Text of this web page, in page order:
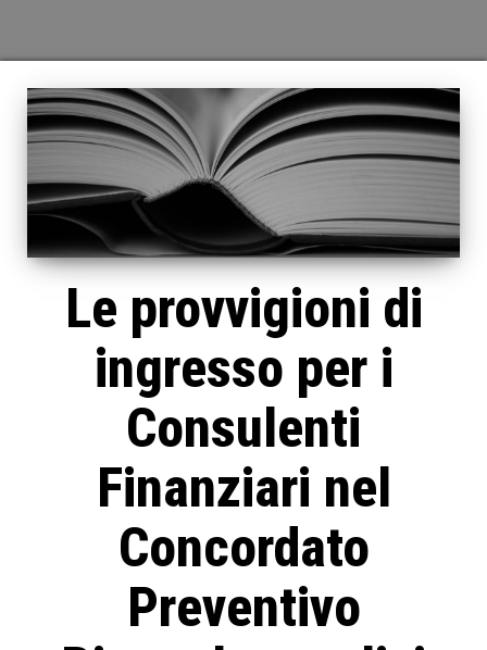
Le provvigioni di
ingresso per i
Consulenti
Finanziari nel
Concordato
Preventivo